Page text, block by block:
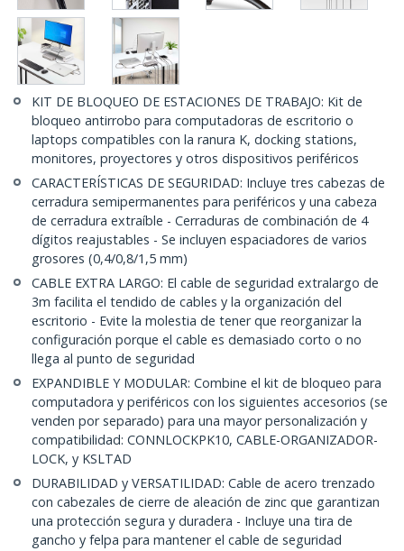
KIT DE BLOQUEO DE ESTACIONES DE TRABAJO: Kit de
bloqueo antirrobo para computadoras de escritorio o
laptops compatibles con la ranura K, docking stations,
monitores, proyectores y otros dispositivos periféricos
CARACTERÍSTICAS DE SEGURIDAD: Incluye tres cabezas de
cerradura semipermanentes para periféricos y una cabeza
de cerradura extraíble - Cerraduras de combinación de 4
dígitos reajustables - Se incluyen espaciadores de varios
grosores (0,4/0,8/1,5 mm)
CABLE EXTRA LARGO: El cable de seguridad extralargo de
3m facilita el tendido de cables y la organización del
escritorio - Evite la molestia de tener que reorganizar la
configuración porque el cable es demasiado corto o no
llega al punto de seguridad
EXPANDIBLE Y MODULAR: Combine el kit de bloqueo para
computadora y periféricos con los siguientes accesorios (se
venden por separado) para una mayor personalización y
compatibilidad: CONNLOCKPK10, CABLE-ORGANIZADOR-
LOCK, y KSLTAD
DURABILIDAD y VERSATILIDAD: Cable de acero trenzado
con cabezales de cierre de aleación de zinc que garantizan
una protección segura y duradera - Incluye una tira de
gancho y felpa para mantener el cable de seguridad